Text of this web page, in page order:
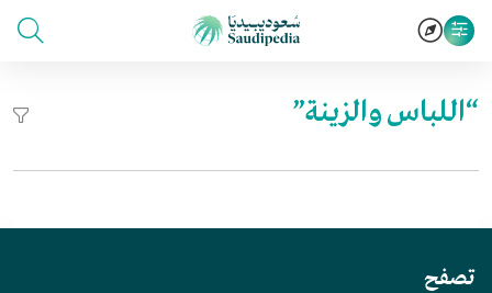
“اللباس والزينة”
تصفح